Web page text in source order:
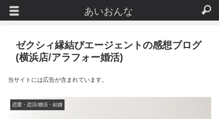
ゼクシィ縁結びエージェントの感想ブログ
(横浜店/アラフォー婚活)
当サイトには広告が含まれています。
恋愛・恋活/婚活・結婚
あいおんな